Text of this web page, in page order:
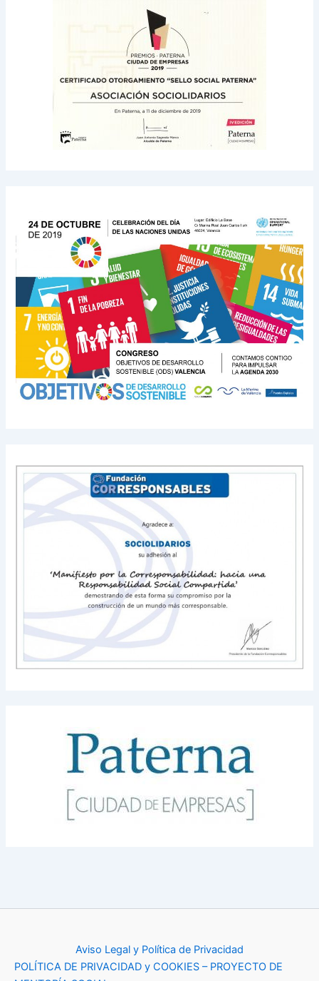
Aviso Legal y Política de Privacidad
POLÍTICA DE PRIVACIDAD y COOKIES – PROYECTO DE